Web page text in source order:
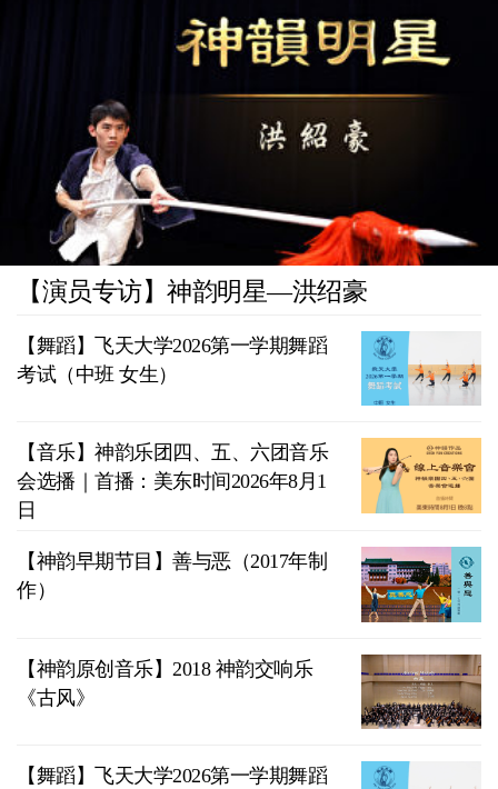
【演员专访】神韵明星—洪绍豪
【舞蹈】飞天大学2026第一学期舞蹈
考试（中班 女生）
【音乐】神韵乐团四、五、六团音乐
会选播｜首播：美东时间2026年8月1
日
【神韵早期节目】善与恶（2017年制
作）
【神韵原创音乐】2018 神韵交响乐
《古风》
【舞蹈】飞天大学2026第一学期舞蹈